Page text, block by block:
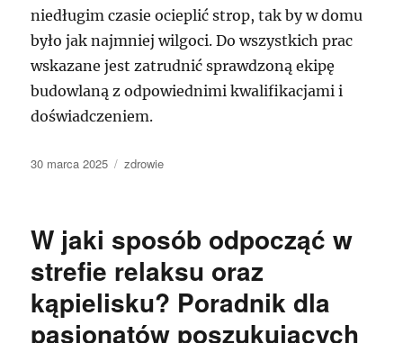
niedługim czasie ocieplić strop, tak by w domu
było jak najmniej wilgoci. Do wszystkich prac
wskazane jest zatrudnić sprawdzoną ekipę
budowlaną z odpowiednimi kwalifikacjami i
doświadczeniem.
Data
30 marca 2025 Kategorie
zdrowie
W jaki sposób odpocząć w
strefie relaksu oraz
kąpielisku? Poradnik dla
pasjonatów poszukujących